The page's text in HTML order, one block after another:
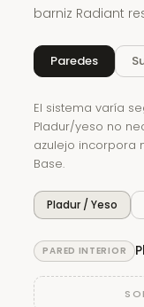
barniz Radiant
Paredes
El sistema varía
Pladur/yeso no
azulejo incorpora
Base.
Pladur / Yeso
PARED INTERIOR